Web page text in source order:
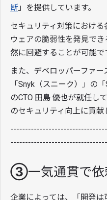
断 」を提供しています。
セキュリティ対策におけ
ウェアの脆弱性を発見で
然に回避することが可能で
また、デベロッパーファ
「Snyk（スニーク）」の
のCTO 田島 優也が就任し
のセキュリティ向上に貢献
③一気通貫で依
企業によっては、「開発